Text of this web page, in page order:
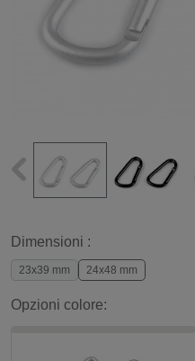
Dimensioni :
23x39 mm 24x48 mm
Opzioni colore: